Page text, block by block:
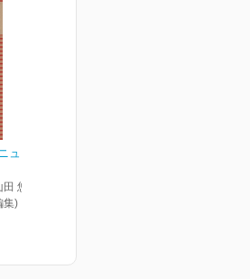
ュアル
悠史(編
集)